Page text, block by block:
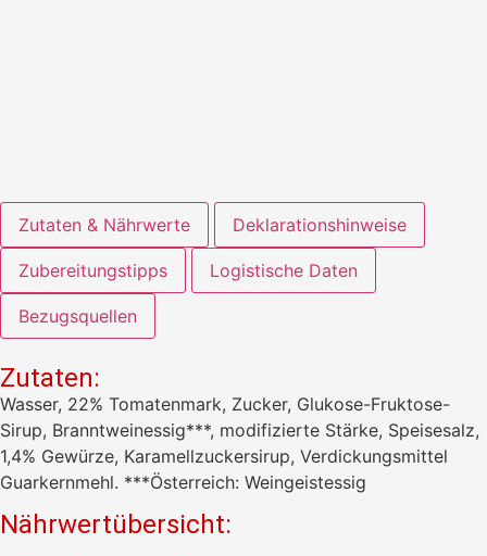
Zutaten & Nährwerte Deklarationshinweise
Zubereitungstipps Logistische Daten
Bezugsquellen
Zutaten:
Wasser, 22% Tomatenmark, Zucker, Glukose-Fruktose-
Sirup, Branntweinessig***, modifizierte Stärke, Speisesalz,
1,4% Gewürze, Karamellzuckersirup, Verdickungsmittel
Guarkernmehl. ***Österreich: Weingeistessig
Nährwertübersicht: